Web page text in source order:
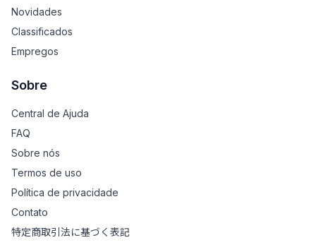
Novidades
Classificados
Empregos
Sobre
Central de Ajuda
FAQ
Sobre nós
Termos de uso
Política de privacidade
Contato
特定商取引法に基づく表記